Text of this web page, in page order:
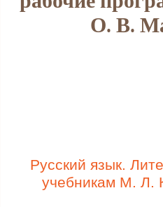
О. В.
Русский язык.
учебникам М. Л.